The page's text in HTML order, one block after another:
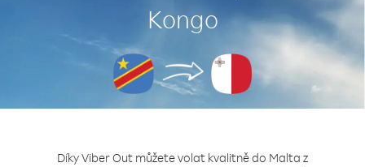
Kongo
Díky Viber Out můžete volat kvalitně do Malta z